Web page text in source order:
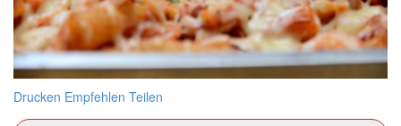
Drucken Empfehlen Teilen